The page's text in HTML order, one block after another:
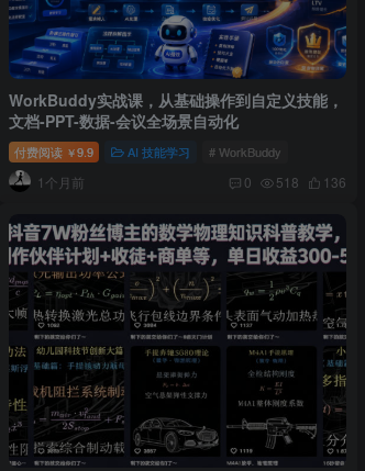
WorkBuddy实战课，从基础操作到自定义技能，
文档-PPT-数据-会议全场景自动化
付费阅读 ￥9.9 AI 技能学习 # WorkBuddy
1个月前 0 518 136